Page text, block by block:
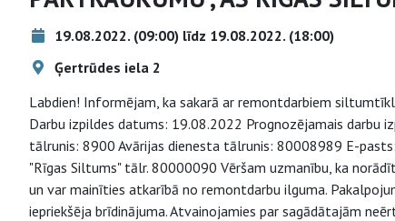
19.08.2022. (09:00) līdz 19.08.2022. (18:00)
Ģertrūdes iela 2
Labdien! Informējam, ka sakarā ar remontdarbiem
Darbu izpildes datums: 19.08.2022 Prognozējamais
tālrunis: 8900 Avārijas dienesta tālrunis: 80008989 E-
"Rīgas Siltums" tālr. 80000090 Vēršam uzmanību, ka
un var mainīties atkarībā no remontdarbu ilguma.
iepriekšēja brīdinājuma. Atvainojamies par sagādātajām